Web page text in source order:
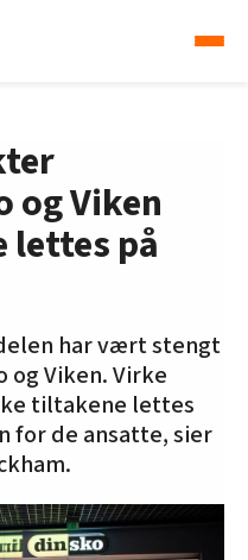
og Viken
lettes på
har vært stengt
og Viken. Virke
tiltakene lettes
for de ansatte, sier